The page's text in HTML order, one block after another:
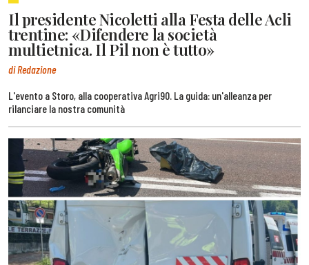
Il presidente Nicoletti alla Festa delle Acli
trentine: «Difendere la società
multietnica. Il Pil non è tutto»
di Redazione
L'evento a Storo, alla cooperativa Agri90. La guida: un'alleanza per
rilanciare la nostra comunità